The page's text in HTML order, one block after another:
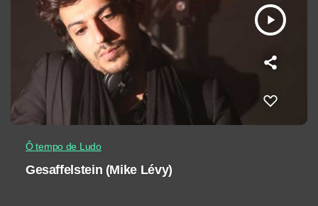
play_arrow
Ô tempo de Ludo
Gesaffelstein (Mike Lévy)